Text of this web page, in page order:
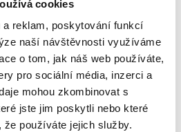
cookies
a reklam, poskytování funkcí
naší návštěvnosti využíváme
o tom, jak náš web používáte,
pro sociální média, inzerci a
mohou zkombinovat s
jste jim poskytli nebo které
používáte jejich služby.
našeho
whatsappového